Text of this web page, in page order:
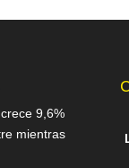
9,6%
mientras